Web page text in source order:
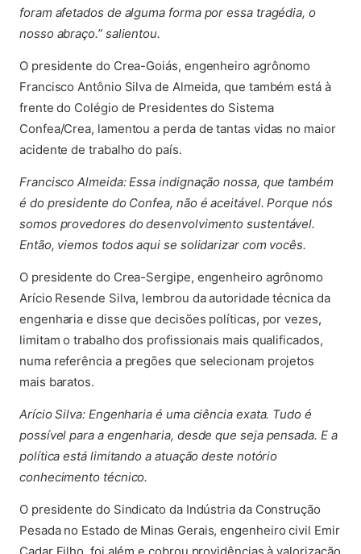
foram afetados de alguma forma por essa tragédia, o
nosso abraço.” salientou.
O presidente do Crea-Goiás, engenheiro agrônomo
Francisco Antônio Silva de Almeida, que também está à
frente do Colégio de Presidentes do Sistema
Confea/Crea, lamentou a perda de tantas vidas no maior
acidente de trabalho do país.
Francisco Almeida: Essa indignação nossa, que também
é do presidente do Confea, não é aceitável. Porque nós
somos provedores do desenvolvimento sustentável.
Então, viemos todos aqui se solidarizar com vocês.
O presidente do Crea-Sergipe, engenheiro agrônomo
Arício Resende Silva, lembrou da autoridade técnica da
engenharia e disse que decisões políticas, por vezes,
limitam o trabalho dos profissionais mais qualificados,
numa referência a pregões que selecionam projetos
mais baratos.
Arício Silva: Engenharia é uma ciência exata. Tudo é
possível para a engenharia, desde que seja pensada. E a
política está limitando a atuação deste notório
conhecimento técnico.
O presidente do Sindicato da Indústria da Construção
Pesada no Estado de Minas Gerais, engenheiro civil Emir